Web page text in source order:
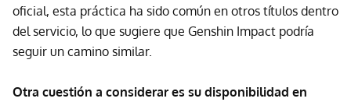
oficial, esta práctica ha sido común en otros títulos dentro
del servicio, lo que sugiere que Genshin Impact podría
seguir un camino similar.
Otra cuestión a considerar es su disponibilidad en